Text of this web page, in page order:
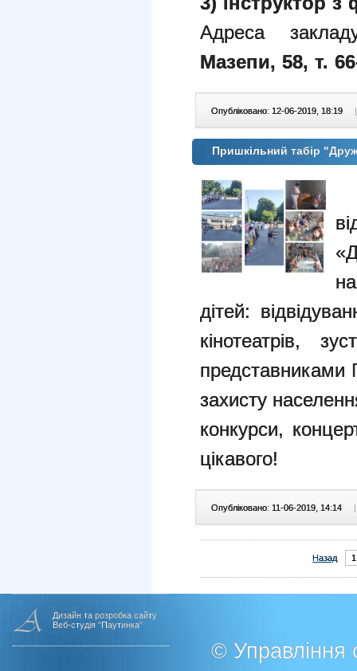
Адреса
Мазепи, 58, т.
Опубліковано: 12-06-2019, 18:19
Пришкільний табір
дітей:
кінотеатрів,
представниками
захисту
конкурси,
цікавого!
Опубліковано: 11-06-2019, 14:14
Назад 1
Дизайн та розробка сайту
Веб-студія "Паутинка"
© Управління